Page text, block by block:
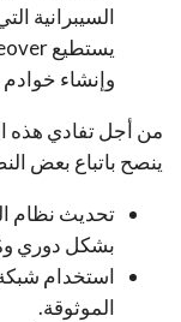
السيبرانية
وإنشاء
من أجل تفادي هذه
ينصح باتباع بعض
تحديث نظام
بشكل دوري
استخدام شبكة
الموثوقة.